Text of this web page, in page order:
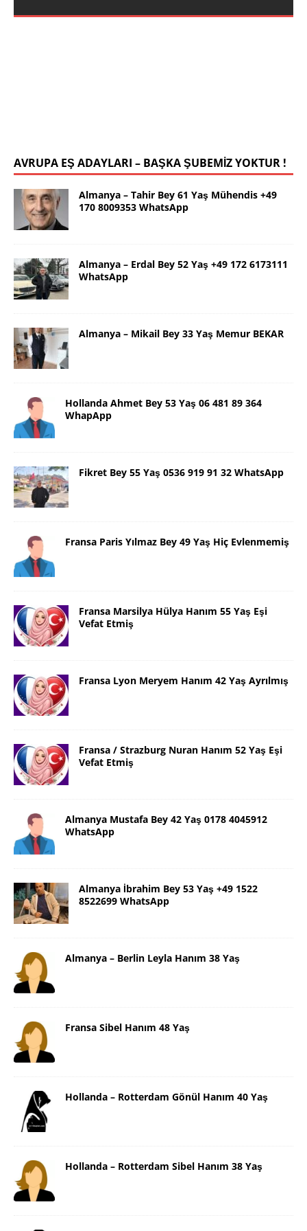
AVRUPA EŞ ADAYLARI – BAŞKA ŞUBEMİZ YOKTUR !
Almanya – Tahir Bey 61 Yaş Mühendis +49
170 8009353 WhatsApp
Almanya – Erdal Bey 52 Yaş +49 172 6173111
WhatsApp
Almanya – Mikail Bey 33 Yaş Memur BEKAR
Hollanda Ahmet Bey 53 Yaş 06 481 89 364
WhapApp
Fikret Bey 55 Yaş 0536 919 91 32 WhatsApp
Fransa Paris Yılmaz Bey 49 Yaş Hiç Evlenmemiş
Fransa Marsilya Hülya Hanım 55 Yaş Eşi
Vefat Etmiş
Fransa Lyon Meryem Hanım 42 Yaş Ayrılmış
Fransa / Strazburg Nuran Hanım 52 Yaş Eşi
Vefat Etmiş
Almanya Mustafa Bey 42 Yaş 0178 4045912
WhatsApp
Almanya İbrahim Bey 53 Yaş +49 1522
8522699 WhatsApp
Almanya – Berlin Leyla Hanım 38 Yaş
Fransa Sibel Hanım 48 Yaş
Hollanda – Rotterdam Gönül Hanım 40 Yaş
Hollanda – Rotterdam Sibel Hanım 38 Yaş